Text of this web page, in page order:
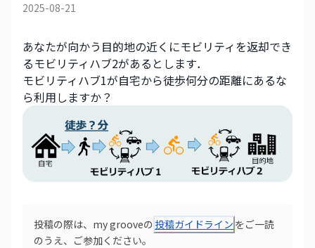
2025-08-21
あなたが向かう目的地の近くにモビリティを返却でき
るモビリティハブ2があるとします．
モビリティハブ1が自宅から徒歩何分の距離にあるな
ら利用しますか？
投稿の際は、my grooveの 投稿ガイドライン をご一読
のうえ、ご参加ください。